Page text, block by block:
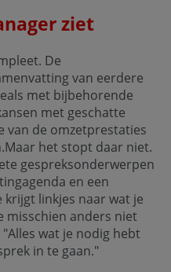
ziet
De
van eerdere
met bijbehorende
met geschatte
van de omzetprestaties
het stopt daar niet.
gespreksonderwerpen
en een
linkjes naar wat je
misschien anders niet
wat je nodig hebt
in te gaan."